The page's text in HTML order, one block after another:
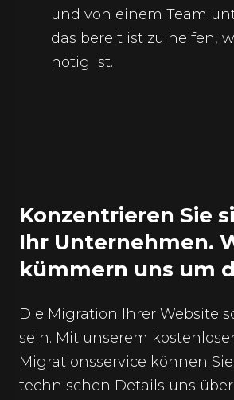
und von einem Team
das bereit ist zu helfen,
nötig ist.
Konzentrieren Sie
Ihr Unternehmen.
kümmern uns um
Die Migration Ihrer Website
sein. Mit unserem
Migrationsservice können
technischen Details uns